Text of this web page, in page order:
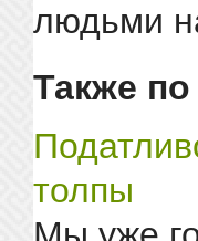
людьми
Также
толпы